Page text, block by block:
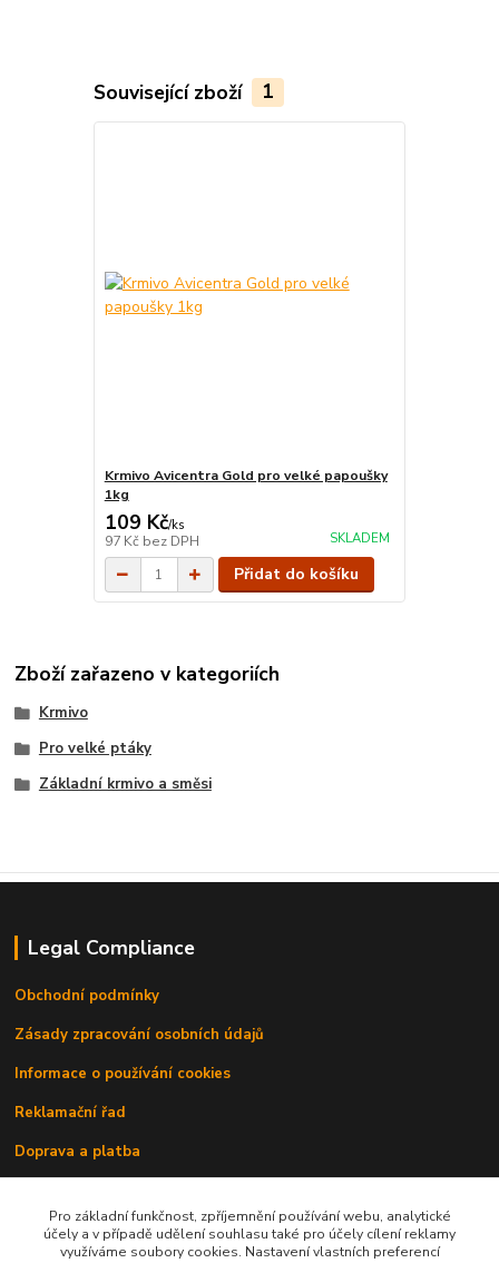
Související zboží 1
Krmivo Avicentra Gold pro velké papoušky
1kg
109 Kč/ks
97 Kč bez DPH SKLADEM
Přidat do košíku
Zboží zařazeno v kategoriích
Krmivo
Pro velké ptáky
Základní krmivo a směsi
Legal Compliance
Obchodní podmínky
Zásady zpracování osobních údajů
Informace o používání cookies
Reklamační řad
Doprava a platba
Pro základní funkčnost, zpříjemnění používání webu, analytické
účely a v případě udělení souhlasu také pro účely cílení reklamy
využíváme soubory cookies. Nastavení vlastních preferencí